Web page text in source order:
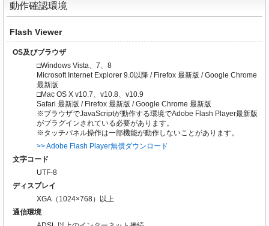
動作確認環境
Flash Viewer
OS及びブラウザ
□Windows Vista、7、8
Microsoft Internet Explorer 9.0以降 / Firefox 最新版 / Google Chrome
最新版
□Mac OS X v10.7、v10.8、v10.9
Safari 最新版 / Firefox 最新版 / Google Chrome 最新版
※ブラウザでJavaScriptが動作する環境でAdobe Flash Player最新版
がプラグインされている必要があります。
※タッチパネル操作は一部機能が動作しないことがあります。
>> Adobe Flash Player無償ダウンロード
文字コード
UTF-8
ディスプレイ
XGA（1024×768）以上
通信環境